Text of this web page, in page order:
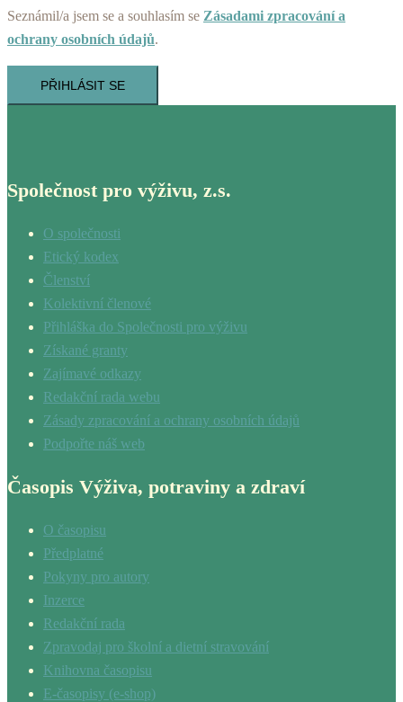
Seznámil/a jsem se a souhlasím se Zásadami zpracování a
ochrany osobních údajů.
PŘIHLÁSIT SE
Společnost pro výživu, z.s.
O společnosti
Etický kodex
Členství
Kolektivní členové
Přihláška do Společnosti pro výživu
Získané granty
Zajímavé odkazy
Redakční rada webu
Zásady zpracování a ochrany osobních údajů
Podpořte náš web
Časopis Výživa, potraviny a zdraví
O časopisu
Předplatné
Pokyny pro autory
Inzerce
Redakční rada
Zpravodaj pro školní a dietní stravování
Knihovna časopisu
E-časopisy (e-shop)